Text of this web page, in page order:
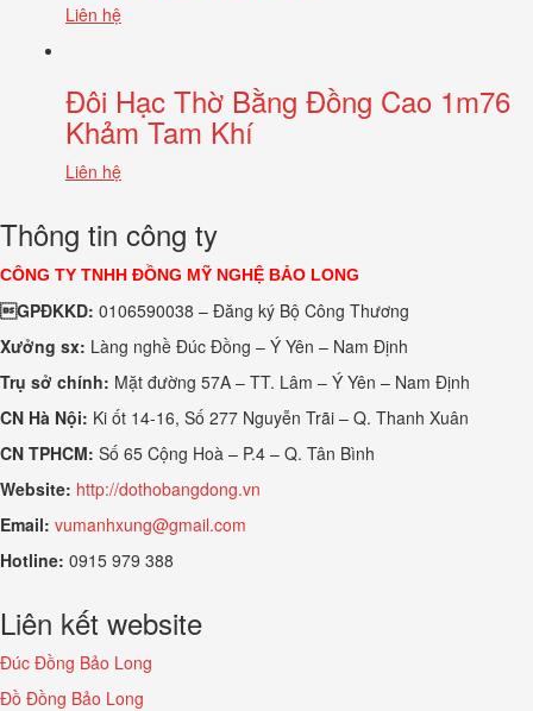
Liên hệ
Đôi Hạc Thờ Bằng Đồng Cao 1m76
Khảm Tam Khí
Liên hệ
Thông tin công ty
CÔNG TY TNHH ĐỒNG MỸ NGHỆ BẢO LONG
GPĐKKD: 0106590038 – Đăng ký Bộ Công Thương
Xưởng sx: Làng nghề Đúc Đồng – Ý Yên – Nam Định
Trụ sở chính: Mặt đường 57A – TT. Lâm – Ý Yên – Nam Định
CN Hà Nội: Ki ốt 14-16, Số 277 Nguyễn Trãi – Q. Thanh Xuân
CN TPHCM: Số 65 Cộng Hoà – P.4 – Q. Tân Bình
Website: http://dothobangdong.vn
Email: vumanhxung@gmail.com
Hotline: 0915 979 388
Liên kết website
Đúc Đồng Bảo Long
Đồ Đồng Bảo Long